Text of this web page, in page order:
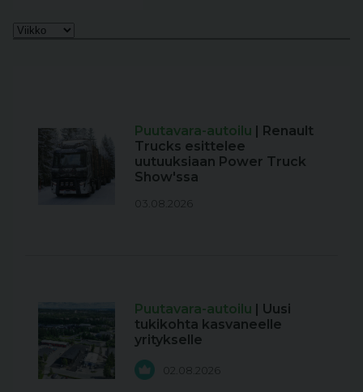
Puutavara-autoilu
| Renault
Trucks esittelee
uutuuksiaan Power Truck
Show'ssa
03.08.2026
Puutavara-autoilu
| Uusi
tukikohta kasvaneelle
yritykselle
02.08.2026